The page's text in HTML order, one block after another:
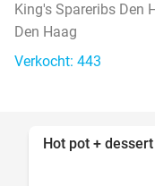
King's Spareribs Den
Den Haag
Verkocht: 443
Hot pot +